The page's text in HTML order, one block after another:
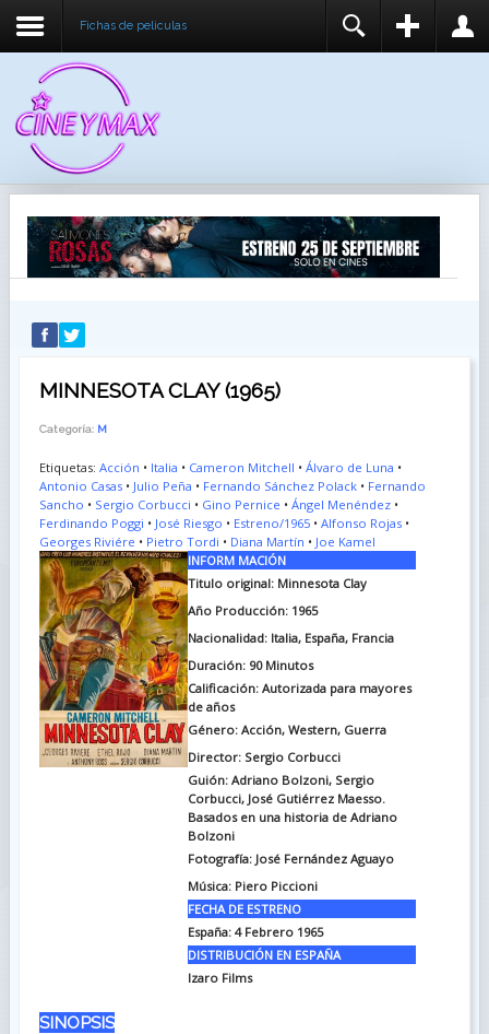
Fichas de peliculas
RECUÉRDEME
IDENTIFICARSE
REGISTER
MINNESOTA CLAY (1965)
Categoría: M
Etiquetas: Acción • Italia • Cameron Mitchell • Álvaro de Luna •
Antonio Casas• Julio Peña • Fernando Sánchez Polack• Fernando
Sancho • Sergio Corbucci • Gino Pernice • Ángel Menéndez•
Ferdinando Poggi • José Riesgo • Estreno/1965• Alfonso Rojas•
Georges Riviére • Pietro Tordi • Diana Martín • Joe Kamel
INFORM MACIÓN
Titulo original: Minnesota Clay
Año Producción: 1965
Nacionalidad: Italia, España, Francia
Duración: 90 Minutos
Calificación: Autorizada para mayores
de años
Género: Acción, Western, Guerra
Director: Sergio Corbucci
Guión: Adriano Bolzoni, Sergio
Corbucci, José Gutiérrez Maesso.
Basados en una historia de Adriano
Bolzoni
Fotografía: José Fernández Aguayo
Música: Piero Piccioni
FECHA DE ESTRENO
España: 4 Febrero 1965
DISTRIBUCIÓN EN ESPAÑA
Izaro Films
SINOPSIS